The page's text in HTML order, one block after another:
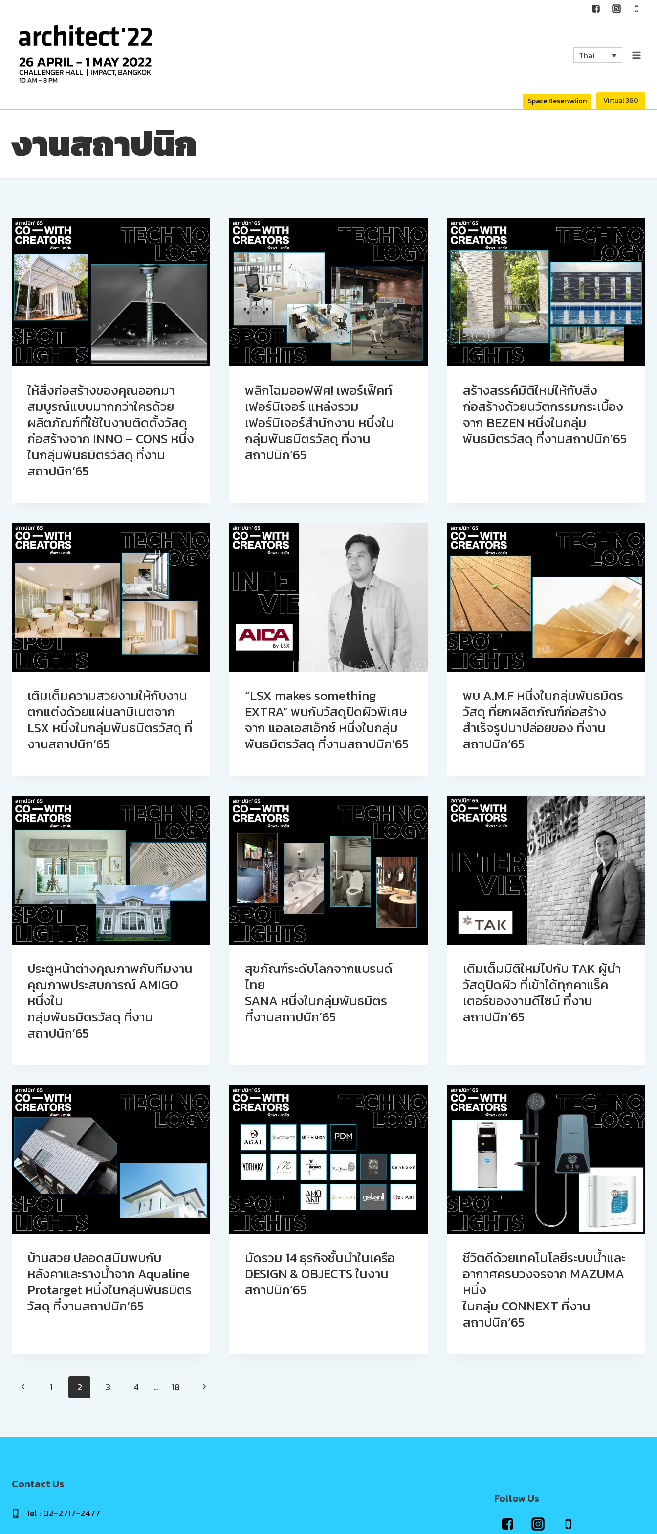
content
Thai
Space Reservation Virtual 360
งานสถาปนิก
ให้สิ่งก่อสร้างของคุณออกมา
สมบูรณ์แบบมากกว่าใครด้วย
ผลิตภัณฑ์ที่ใช้ในงานติดตั้งวัสดุ
ก่อสร้างจาก INNO – CONS หนึ่ง
ในกลุ่มพันธมิตรวัสดุ ที่งาน
สถาปนิก’65
พลิกโฉมออฟฟิศ! เพอร์เฟ็คท์
เฟอร์นิเจอร์ แหล่งรวม
เฟอร์นิเจอร์สำนักงาน หนึ่งใน
กลุ่มพันธมิตรวัสดุ ที่งาน
สถาปนิก’65
สร้างสรรค์มิติใหม่ให้กับสิ่ง
ก่อสร้างด้วยนวัตกรรมกระเบื้อง
จาก BEZEN หนึ่งในกลุ่ม
พันธมิตรวัสดุ ที่งานสถาปนิก’65
เติมเต็มความสวยงามให้กับงาน
ตกแต่งด้วยแผ่นลามิเนตจาก
LSX หนึ่งในกลุ่มพันธมิตรวัสดุ ที่
งานสถาปนิก’65
“LSX makes something
EXTRA” พบกับวัสดุปิดผิวพิเศษ
จาก แอลเอสเอ็กซ์ หนึ่งในกลุ่ม
พันธมิตรวัสดุ ที่งานสถาปนิก’65
พบ A.M.F หนึ่งในกลุ่มพันธมิตร
วัสดุ ที่ยกผลิตภัณฑ์ก่อสร้าง
สำเร็จรูปมาปล่อยของ ที่งาน
สถาปนิก’65
ประตูหน้าต่างคุณภาพกับทีมงาน
คุณภาพประสบการณ์ AMIGO
หนึ่งใน
กลุ่มพันธมิตรวัสดุ ที่งาน
สถาปนิก’65
สุขภัณฑ์ระดับโลกจากแบรนด์
ไทย
SANA หนึ่งในกลุ่มพันธมิตร
ที่งานสถาปนิก’65
เติมเต็มมิติใหม่ไปกับ TAK ผู้นำ
วัสดุปิดผิว ที่เข้าได้ทุกคาแร็ค
เตอร์ของงานดีไซน์ ที่งาน
สถาปนิก’65
บ้านสวย ปลอดสนิมพบกับ
หลังคาและรางน้ำจาก Aqualine
Protarget หนึ่งในกลุ่มพันธมิตร
วัสดุ ที่งานสถาปนิก’65
มัดรวม 14 ธุรกิจชั้นนำในเครือ
DESIGN & OBJECTS ในงาน
สถาปนิก’65
ชีวิตดีด้วยเทคโนโลยีระบบน้ำและ
อากาศครบวงจรจาก MAZUMA
หนึ่ง
ในกลุ่ม CONNEXT ที่งาน
สถาปนิก’65
Page1 2 3 4 … 18
Contact Us
Tel : 02-2717-2477
Follow Us